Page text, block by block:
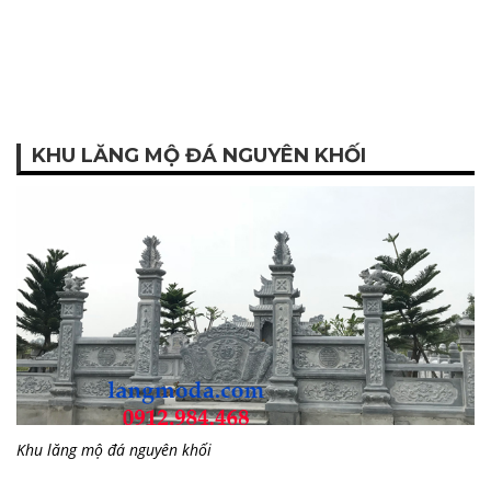
KHU LĂNG MỘ ĐÁ NGUYÊN KHỐI
Khu lăng mộ đá nguyên khối